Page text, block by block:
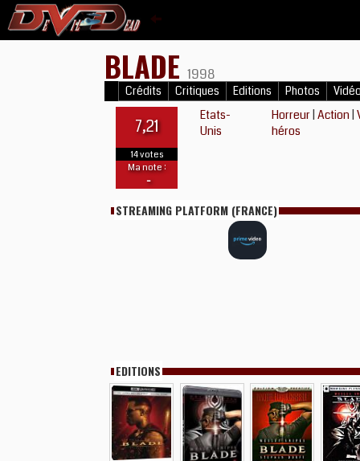
BLADE 1998
Crédits Critiques Editions Photos
7,21
14 votes
Ma note :
-
Etats-
Unis
Horreur |Action |
héros
STREAMING PLATFORM (FRANCE)
EDITIONS